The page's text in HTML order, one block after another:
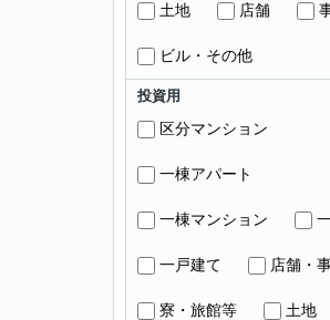
土地 店舗
ビル・その他
投資用
区分マンション
一棟アパート
一棟マンション
一戸建て 店舗・
寮・旅館等 土地